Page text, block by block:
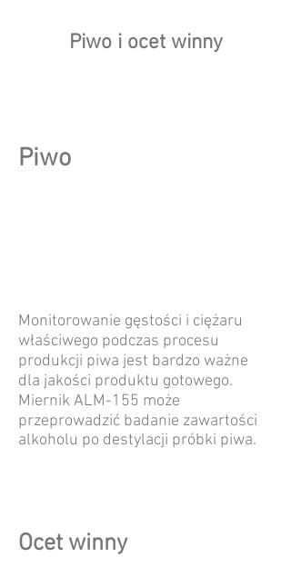
Piwo i ocet winny
Piwo
Monitorowanie gęstości i ciężaru
właściwego podczas procesu
produkcji piwa jest bardzo ważne
dla jakości produktu gotowego.
Miernik ALM-155 może
przeprowadzić badanie zawartości
alkoholu po destylacji próbki piwa.
Ocet winny